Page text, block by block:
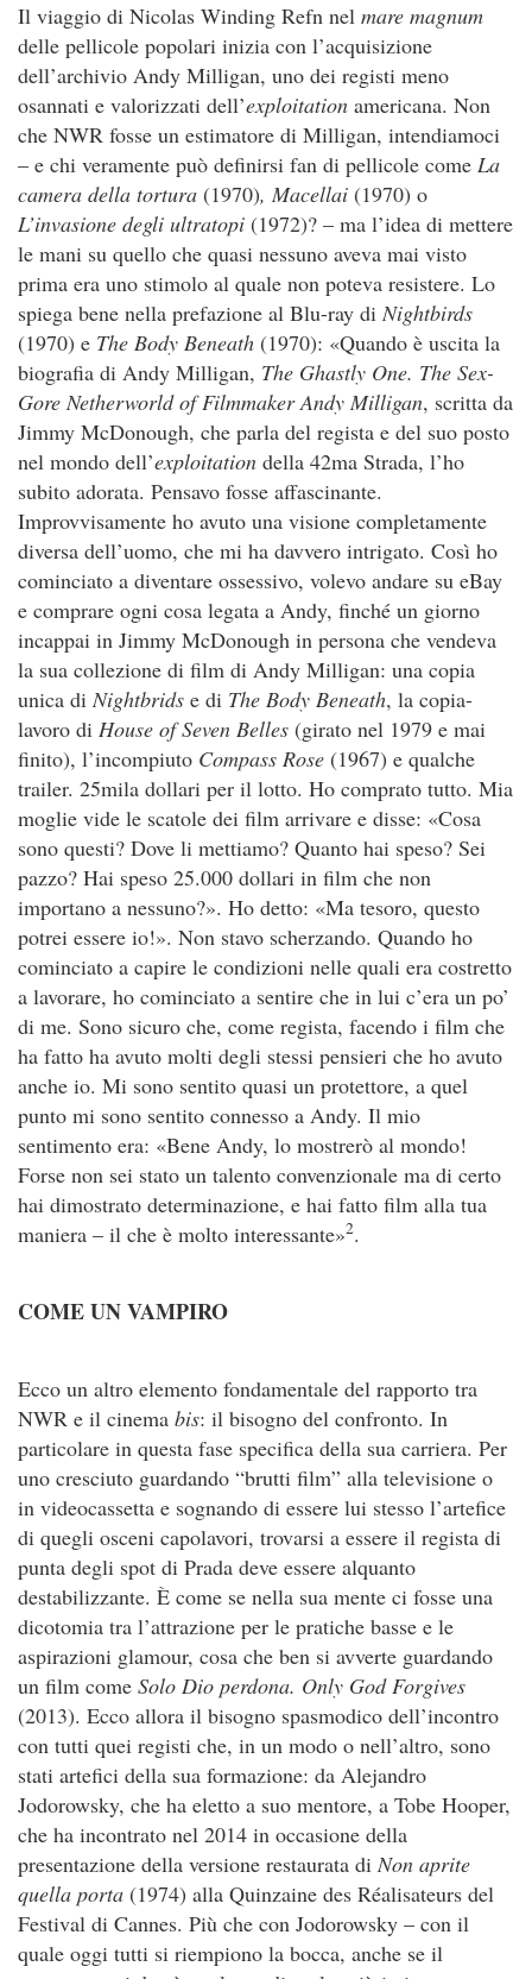
Il viaggio di Nicolas Winding Refn nel mare magnum
delle pellicole popolari inizia con l’acquisizione
dell’archivio Andy Milligan, uno dei registi meno
osannati e valorizzati dell’exploitation americana. Non
che NWR fosse un estimatore di Milligan, intendiamoci
– e chi veramente può definirsi fan di pellicole come La
camera della tortura (1970), Macellai (1970) o
L’invasione degli ultratopi (1972)? – ma l’idea di mettere
le mani su quello che quasi nessuno aveva mai visto
prima era uno stimolo al quale non poteva resistere. Lo
spiega bene nella prefazione al Blu-ray diNightbirds
(1970) e The Body Beneath (1970): «Quando è uscita la
biografia di Andy Milligan, The Ghastly One. The Sex-
Gore Netherworld of Filmmaker Andy Milligan, scritta da
Jimmy McDonough, che parla del regista e del suo posto
nel mondo dell’exploitation della 42ma Strada, l’ho
subito adorata. Pensavo fosse affascinante.
Improvvisamente ho avuto una visione completamente
diversa dell’uomo, che mi ha davvero intrigato. Così ho
cominciato a diventare ossessivo, volevo andare su eBay
e comprare ogni cosa legata a Andy, finché un giorno
incappai in Jimmy McDonough in persona che vendeva
la sua collezione di film di Andy Milligan: una copia
unica diNightbrids e di The Body Beneath, la copia-
lavoro di House of Seven Belles (girato nel 1979 e mai
finito), l’incompiuto Compass Rose (1967) e qualche
trailer. 25mila dollari per il lotto. Ho comprato tutto. Mia
moglie vide le scatole dei film arrivare e disse: «Cosa
sono questi? Dove li mettiamo? Quanto hai speso? Sei
pazzo? Hai speso 25.000 dollari in film che non
importano a nessuno?». Ho detto: «Ma tesoro, questo
potrei essere io!». Non stavo scherzando. Quando ho
cominciato a capire le condizioni nelle quali era costretto
a lavorare, ho cominciato a sentire che in lui c’era un po’
di me. Sono sicuro che, come regista, facendo i film che
ha fatto ha avuto molti degli stessi pensieri che ho avuto
anche io. Mi sono sentito quasi un protettore, a quel
punto mi sono sentito connesso a Andy. Il mio
sentimento era: «Bene Andy, lo mostrerò al mondo!
Forse non sei stato un talento convenzionale ma di certo
hai dimostrato determinazione, e hai fatto film alla tua
maniera – il che è molto interessante»2.
COME UN VAMPIRO
Ecco un altro elemento fondamentale del rapporto tra
NWR e il cinema bis: il bisogno del confronto. In
particolare in questa fase specifica della sua carriera. Per
uno cresciuto guardando “brutti film” alla televisione o
in videocassetta e sognando di essere lui stesso l’artefice
di quegli osceni capolavori, trovarsi a essere il regista di
punta degli spot di Prada deve essere alquanto
destabilizzante. È come se nella sua mente ci fosse una
dicotomia tra l’attrazione per le pratiche basse e le
aspirazioni glamour, cosa che ben si avverte guardando
un film come Solo Dio perdona. Only God Forgives
(2013). Ecco allora il bisogno spasmodico dell’incontro
con tutti quei registi che, in un modo o nell’altro, sono
stati artefici della sua formazione: da Alejandro
Jodorowsky, che ha eletto a suo mentore, a Tobe Hooper,
che ha incontrato nel 2014 in occasione della
presentazione della versione restaurata diNon aprite
quella porta (1974) alla Quinzaine des Réalisateurs del
Festival di Cannes. Più che con Jodorowsky – con il
quale oggi tutti si riempiono la bocca, anche se il